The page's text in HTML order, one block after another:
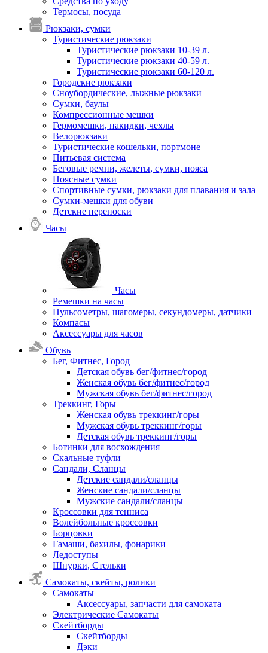
Термосы, посуда
Рюкзаки, сумки
Туристические рюкзаки
Туристические рюкзаки 10-39 л.
Туристические рюкзаки 40-59 л.
Туристические рюкзаки 60-120 л.
Городские рюкзаки
Сноубордические, лыжные рюкзаки
Сумки, баулы
Компрессионные мешки
Гермомешки, накидки, чехлы
Велорюкзаки
Туристические кошельки, портмоне
Питьевая система
Беговые ремни, желеты, сумки, пояса
Поясные сумки
Спортивные сумки, рюкзаки для плавания и зала
Сумки-мешки для обуви
Детские переноски
Часы
Часы
Ремешки на часы
Пульсометры, шагомеры, секундомеры, датчики
Компасы
Аксессуары для часов
Обувь
Бег, Фитнес, Город
Детская обувь бег/фитнес/город
Женская обувь бег/фитнес/город
Мужская обувь бег/фитнес/город
Треккинг, Горы
Женская обувь треккинг/горы
Мужская обувь треккинг/горы
Детская обувь треккинг/горы
Ботинки для восхождения
Скальные туфли
Сандали, Сланцы
Детские сандали/сланцы
Женские сандали/сланцы
Мужские сандали/сланцы
Кроссовки для тенниса
Волейбольные кроссовки
Борцовки
Гамаши, бахилы, фонарики
Ледоступы
Шнурки, Стельки
Самокаты, скейты, ролики
Самокаты
Аксессуары, запчасти для самоката
Электрические Самокаты
Скейтборды
Скейтборды
Дэки